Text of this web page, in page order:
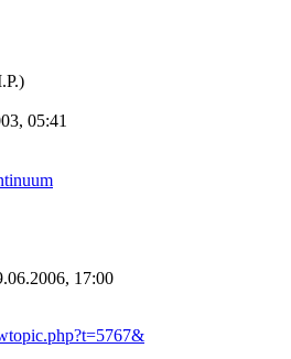
05:41
17:00